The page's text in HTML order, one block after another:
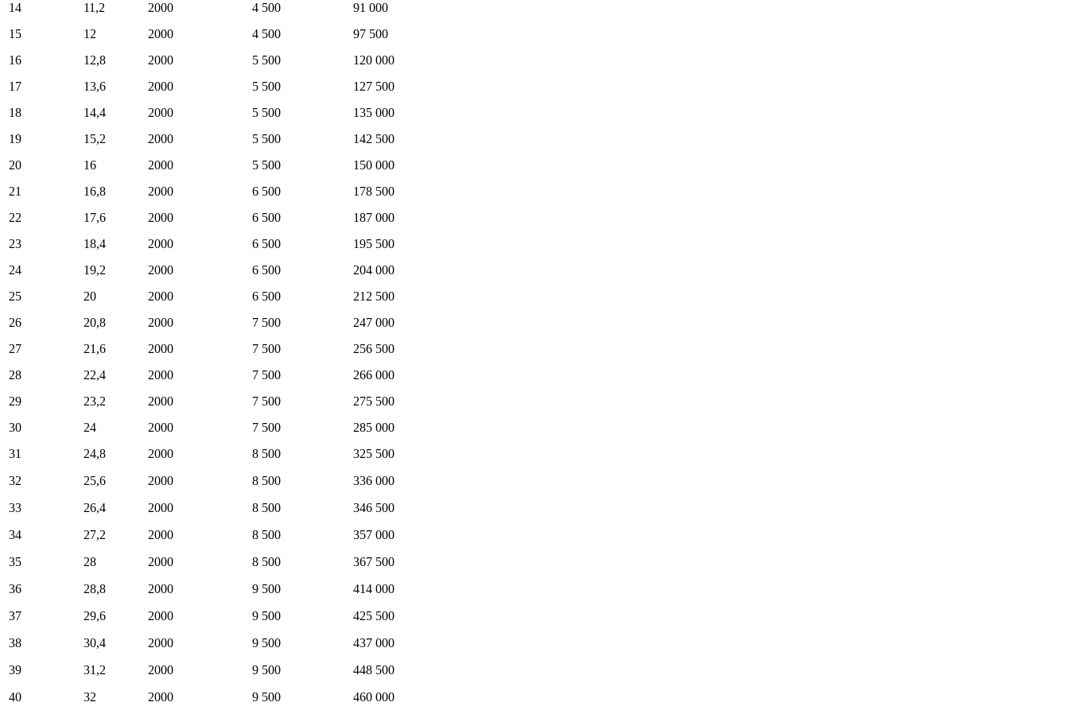
14
11,2 2000 4 500
91 000
15
12 2000 4 500
97 500
16
12,8 2000 5 500
120 000
17
13,6 2000 5 500
127 500
18
14,4 2000 5 500
135 000
19
15,2 2000 5 500
142 500
20
16 2000 5 500
150 000
21
16,8 2000 6 500
178 500
22
17,6 2000 6 500
187 000
23
18,4 2000 6 500
195 500
24
19,2 2000 6 500
204 000
25
20 2000 6 500
212 500
26
20,8 2000 7 500
247 000
27
21,6 2000 7 500
256 500
28
22,4 2000 7 500
266 000
29
23,2 2000 7 500
275 500
30
24 2000 7 500
285 000
31
24,8 2000 8 500
325 500
32
25,6 2000 8 500
336 000
33
26,4 2000 8 500
346 500
34
27,2 2000 8 500
357 000
35
28 2000 8 500
367 500
36
28,8 2000 9 500
414 000
37
29,6 2000 9 500
425 500
38
30,4 2000 9 500
437 000
39
31,2 2000 9 500
448 500
40
32 2000 9 500 460 000